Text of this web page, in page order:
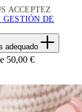
ACCEPTEZ
DE
adequado
50,00 €